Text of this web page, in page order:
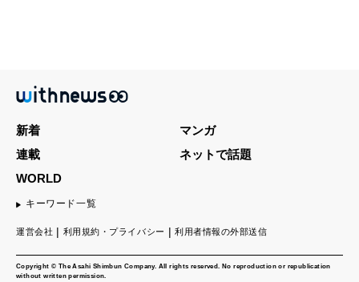
Copyright © The Asahi Shimbun Company. All rights reserved. No reproduction or republication
without written permission.
新着
マンガ
連載
ネットで話題
WORLD
キーワード一覧
運営会社 利用規約・プライバシー 利用者情報の外部送信